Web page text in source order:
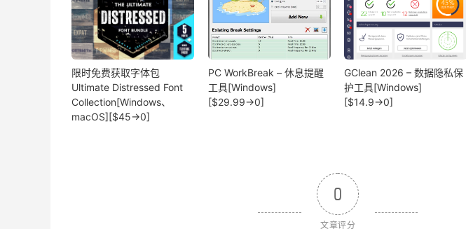
限时免费获取字体包
Ultimate Distressed Font
Collection[Windows、
macOS][$45→0]
PC WorkBreak – 休息提醒
工具[Windows]
[$29.99→0]
GClean 2026 – 数据隐私保
护工具[Windows]
[$14.9→0]
0
文章评分